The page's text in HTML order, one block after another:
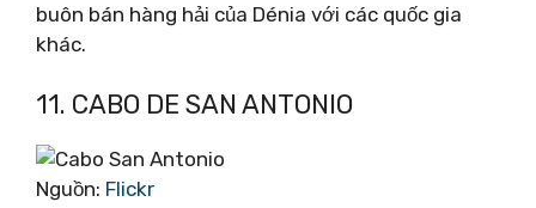
buôn bán hàng hải của Dénia với các quốc gia
khác.
11. CABO DE SAN ANTONIO
Nguồn: Flickr